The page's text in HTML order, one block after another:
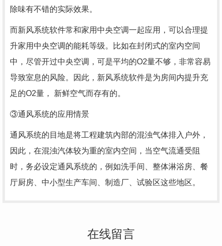
除味有不错的实际效果。
而新风系统软件常和家用中央空调一起应用，可以合理提
升家用中央空调的能耗等级。比如在封闭式的室内空间
中，尽管开过中央空调，可是平均的O2量不够，非常容易
导致室息的风险。因此，新风系统软件是为房间内提升充
足的O2量， 新鲜空气而存有的。
③通风系统的应用情景
通风系统的目地是将工程建筑內部的混浊气体排入户外，
因此，在混浊汽体较为重的室内空间，当空气流通受阻
时，务必设定通风系统的，例如洗手间、整体淋浴房、餐
厅厨房、中小型生产车间、制造厂、试验区这些地区。
在线留言